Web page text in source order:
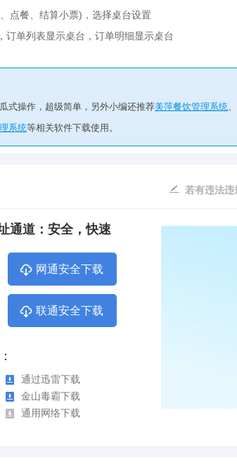
餐、结算小票)，选择桌台设置
单列表显示桌台，订单明细显示桌台
式操作，超级简单，另外小编还推荐美萍餐饮管理系统、
系统等相关软件下载使用。
若有违法
通道：安全，快速
网通安全下载
联通安全下载
通过迅雷下载
金山毒霸下载
通用网络下载